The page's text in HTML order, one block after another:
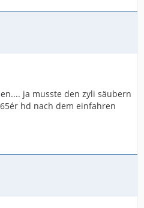
ja musste den zyli säubern
hd nach dem einfahren